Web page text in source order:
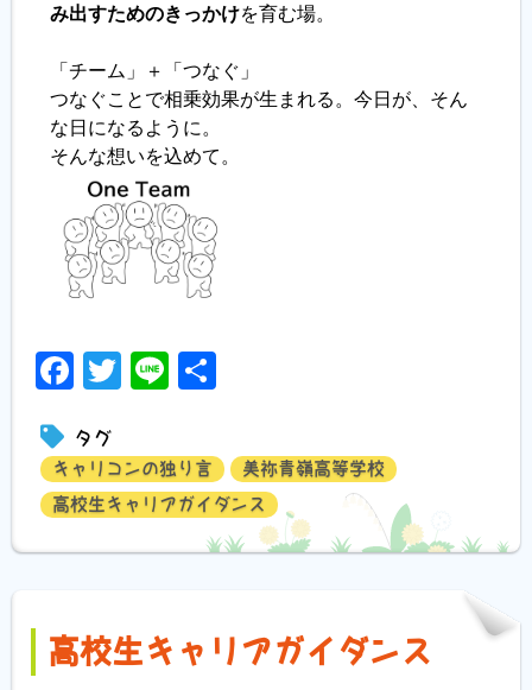
み出すためのきっかけを育む場。
「チーム」＋「つなぐ」
つなぐことで相乗効果が生まれる。今日が、そん
な日になるように。
そんな想いを込めて。
Facebook
Twitter
Line
タグ
キャリコンの独り言
美祢青嶺高等学校
高校生キャリアガイダンス
高校生キャリアガイダンス